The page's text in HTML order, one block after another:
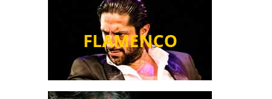
FLAMENCO